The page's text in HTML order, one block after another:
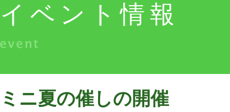
イベント情報
ミニ夏の催しの開催